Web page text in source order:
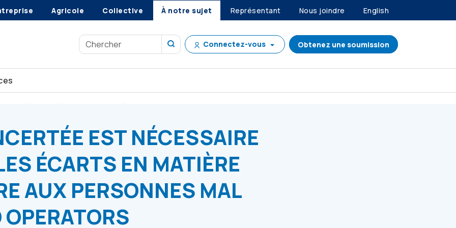
Agricole Collective À notre sujet Représentant Nous joindre English
Connectez-vous Obtenez une soumission
le fossé en matière d’aide financière
EST NÉCESSAIRE
ÉCARTS EN MATIÈRE
AUX PERSONNES MAL